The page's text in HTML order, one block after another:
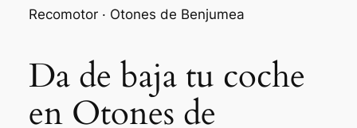
Recomotor · Otones de Benjumea
Da de baja tu coche
en Otones de